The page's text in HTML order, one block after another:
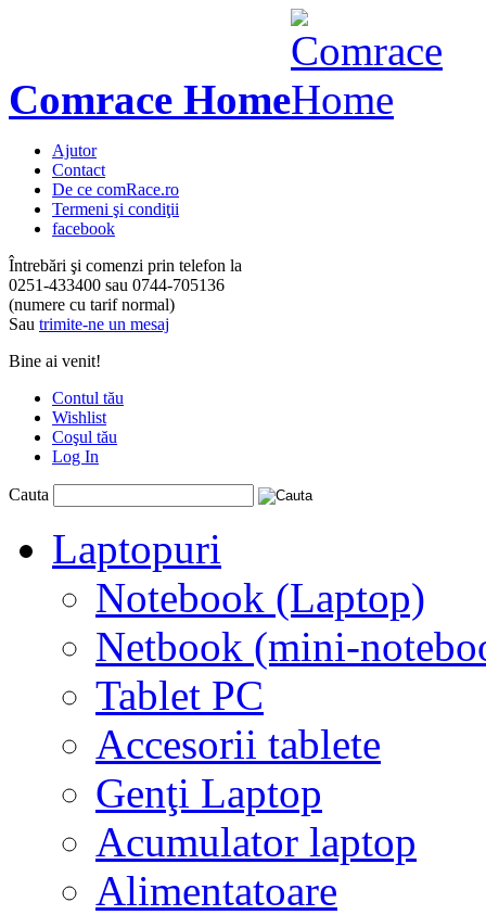
Comrace Home
Ajutor
Contact
De ce comRace.ro
Termeni şi condiţii
facebook
Întrebări şi comenzi prin telefon la
0251-433400 sau 0744-705136
(numere cu tarif normal)
Sau trimite-ne un mesaj
Bine ai venit!
Contul tău
Wishlist
Coşul tău
Log In
Cauta
Laptopuri
Notebook (Laptop)
Netbook (mini-
Tablet PC
Accesorii tablete
Genţi Laptop
Acumulator laptop
Alimentatoare